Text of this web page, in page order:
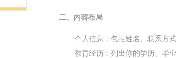
二、内容布局
个人信息 ：包括姓名、联系方
教育经历 ：列出你的学历、毕